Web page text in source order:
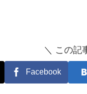
＼ この記
Facebook